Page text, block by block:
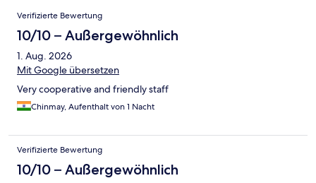
Bewertungen
Verifizierte Bewertung
10/10 – Außergewöhnlich
1. Aug. 2026
Mit Google übersetzen
Very cooperative and friendly staff
Chinmay, Aufenthalt von 1 Nacht
Verifizierte Bewertung
10/10 – Außergewöhnlich